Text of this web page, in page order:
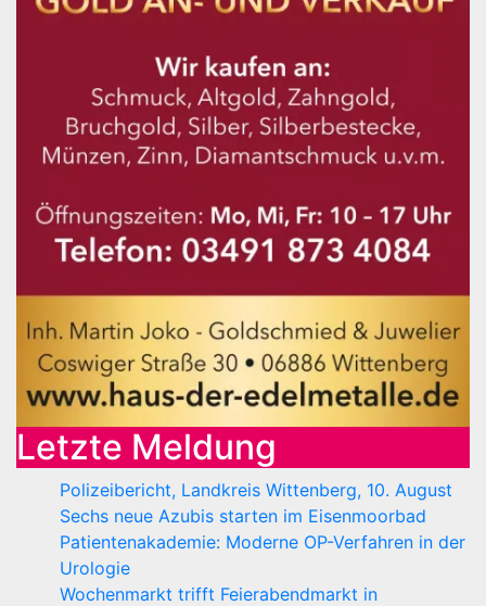
Letzte Meldung
Polizeibericht, Landkreis Wittenberg, 10. August
Sechs neue Azubis starten im Eisenmoorbad
Patientenakademie: Moderne OP-Verfahren in der
Urologie
Wochenmarkt trifft Feierabendmarkt in